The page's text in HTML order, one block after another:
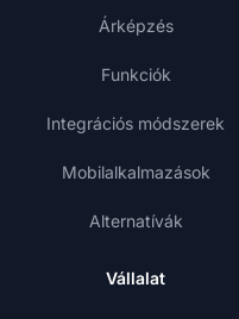
Árképzés
Funkciók
Integrációs módszerek
Mobilalkalmazások
Alternatívák
Vállalat